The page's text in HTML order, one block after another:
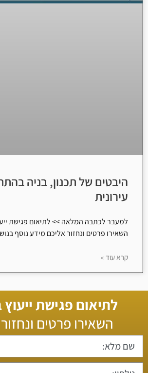
היבטים של תכנון, בניה
עירונית
למעבר לכתבה המלאה >> לתיאום פגישת
השאירו פרטים ונחזור אליכם מידע נוסף
קרא עוד »
לתיאום פגישת
השאירו פרטים